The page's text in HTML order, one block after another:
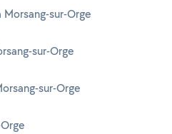
sur-Orge
sur-Orge
sur-Orge